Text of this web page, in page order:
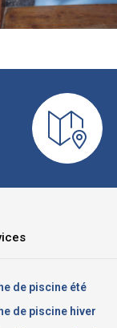
de piscine été
de piscine hiver